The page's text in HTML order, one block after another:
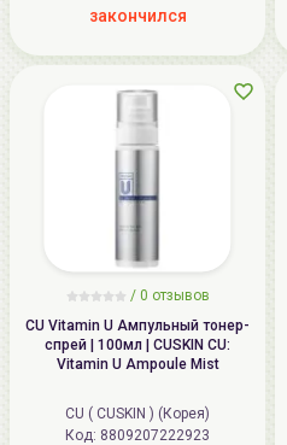
закончился
/ 0 отзывов
CU Vitamin U Ампульный тонер-
спрей | 100мл | CUSKIN CU:
Vitamin U Ampoule Mist
CU ( CUSKIN ) (Корея)
Код: 8809207222923